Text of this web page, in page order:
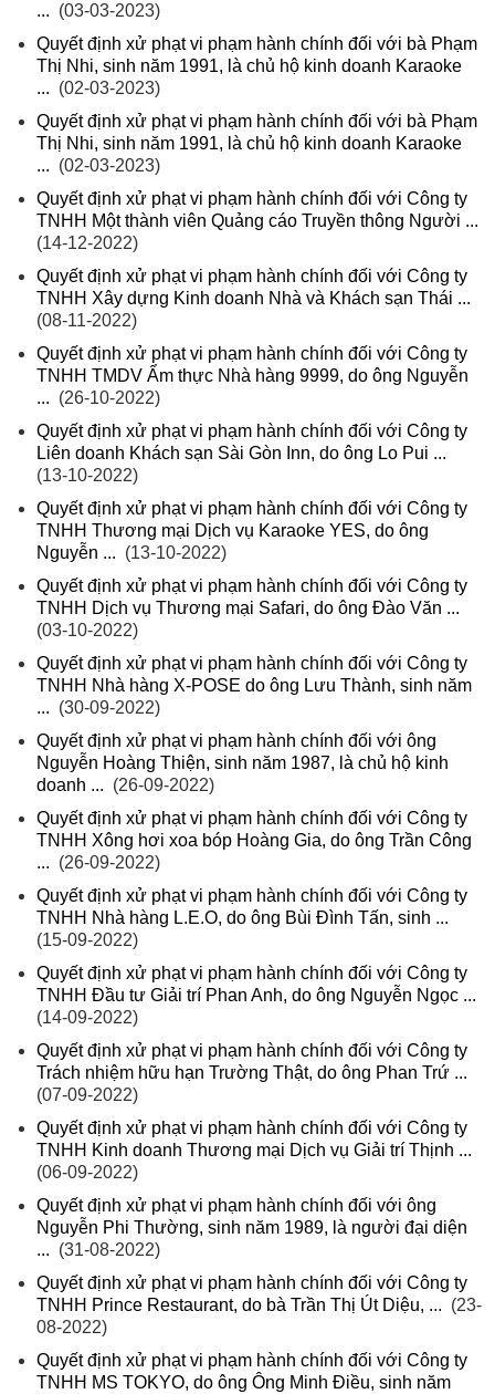
... (03-03-2023)
Quyết định xử phạt vi phạm hành chính đối với bà Phạm
Thị Nhi, sinh năm 1991, là chủ hộ kinh doanh Karaoke
... (02-03-2023)
Quyết định xử phạt vi phạm hành chính đối với bà Phạm
Thị Nhi, sinh năm 1991, là chủ hộ kinh doanh Karaoke
... (02-03-2023)
Quyết định xử phạt vi phạm hành chính đối với Công ty
TNHH Một thành viên Quảng cáo Truyền thông Người ...
(14-12-2022)
Quyết định xử phạt vi phạm hành chính đối với Công ty
TNHH Xây dựng Kinh doanh Nhà và Khách sạn Thái ...
(08-11-2022)
Quyết định xử phạt vi phạm hành chính đối với Công ty
TNHH TMDV Ẩm thực Nhà hàng 9999, do ông Nguyễn
... (26-10-2022)
Quyết định xử phạt vi phạm hành chính đối với Công ty
Liên doanh Khách sạn Sài Gòn Inn, do ông Lo Pui ...
(13-10-2022)
Quyết định xử phạt vi phạm hành chính đối với Công ty
TNHH Thương mại Dịch vụ Karaoke YES, do ông
Nguyễn ... (13-10-2022)
Quyết định xử phạt vi phạm hành chính đối với Công ty
TNHH Dịch vụ Thương mại Safari, do ông Đào Văn ...
(03-10-2022)
Quyết định xử phạt vi phạm hành chính đối với Công ty
TNHH Nhà hàng X-POSE do ông Lưu Thành, sinh năm
... (30-09-2022)
Quyết định xử phạt vi phạm hành chính đối với ông
Nguyễn Hoàng Thiện, sinh năm 1987, là chủ hộ kinh
doanh ... (26-09-2022)
Quyết định xử phạt vi phạm hành chính đối với Công ty
TNHH Xông hơi xoa bóp Hoàng Gia, do ông Trần Công
... (26-09-2022)
Quyết định xử phạt vi phạm hành chính đối với Công ty
TNHH Nhà hàng L.E.O, do ông Bùi Đình Tấn, sinh ...
(15-09-2022)
Quyết định xử phạt vi phạm hành chính đối với Công ty
TNHH Đầu tư Giải trí Phan Anh, do ông Nguyễn Ngọc ...
(14-09-2022)
Quyết định xử phạt vi phạm hành chính đối với Công ty
Trách nhiệm hữu hạn Trường Thật, do ông Phan Trứ ...
(07-09-2022)
Quyết định xử phạt vi phạm hành chính đối với Công ty
TNHH Kinh doanh Thương mại Dịch vụ Giải trí Thịnh ...
(06-09-2022)
Quyết định xử phạt vi phạm hành chính đối với ông
Nguyễn Phi Thường, sinh năm 1989, là người đại diện
... (31-08-2022)
Quyết định xử phạt vi phạm hành chính đối với Công ty
TNHH Prince Restaurant, do bà Trần Thị Út Diệu, ... (23-
08-2022)
Quyết định xử phạt vi phạm hành chính đối với Công ty
TNHH MS TOKYO, do ông Ông Minh Điều, sinh năm